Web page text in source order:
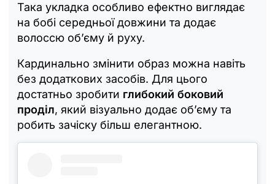
Така укладка особливо ефектно виглядає
на бобі середньої довжини та додає
волоссю об’єму й руху.
Кардинально змінити образ можна навіть
без додаткових засобів. Для цього
достатньо зробити глибокий боковий
проділ, який візуально додає об’єму та
робить зачіску більш елегантною.